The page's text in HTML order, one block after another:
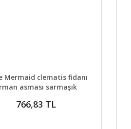
GELİNCE HABER VER
Mermaid clematis fidanı
asması sarmaşık
766,83 TL